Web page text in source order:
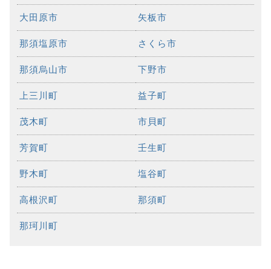
大田原市 矢板市
那須塩原市 さくら市
那須烏山市 下野市
上三川町 益子町
茂木町 市貝町
芳賀町 壬生町
野木町 塩谷町
高根沢町 那須町
那珂川町